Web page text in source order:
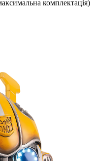
комплектація)